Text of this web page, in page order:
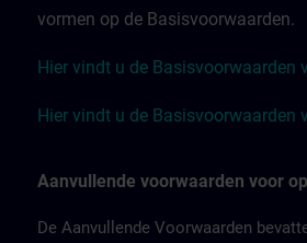
vormen op de Basisvoorwaarden.
Hier vindt u de Basisvoorwaarden
Hier vindt u de Basisvoorwaarden
Aanvullende voorwaarden voor
De Aanvullende Voorwaarden